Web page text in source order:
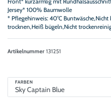
Jersey* 100% Baumwolle
* Pflegehinweis: 40°C
trocknen,Heiß bügeln,Nicht
Artikelnummer 131251
FARBEN